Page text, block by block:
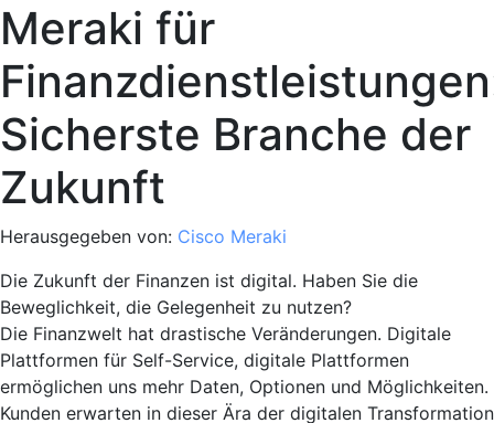
Meraki für
Sicherste Branche der
Zukunft
Herausgegeben von: Cisco Meraki
Die Zukunft der Finanzen ist digital. Haben Sie die
Beweglichkeit, die Gelegenheit zu nutzen?
Die Finanzwelt hat drastische Veränderungen. Digitale
Plattformen für Self-Service, digitale Plattformen
ermöglichen uns mehr Daten, Optionen und Möglichkeiten.
Kunden erwarten in dieser Ära der digitalen Transformation